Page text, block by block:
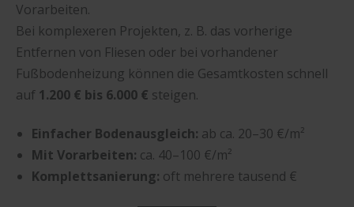
Vorarbeiten.
Bei komplexeren Projekten, z. B. das vorherige
Entfernen von Fliesen oder bei vorhandener
Fußbodenheizung können die Gesamtkosten schnell
auf 1.200 € bis 6.000 € steigen.
Einfacher Bodenausgleich: ab ca. 20–30 €/m²
Mit Vorarbeiten: ca. 40–100 €/m²
Komplettsanierung: oft mehrere tausend €